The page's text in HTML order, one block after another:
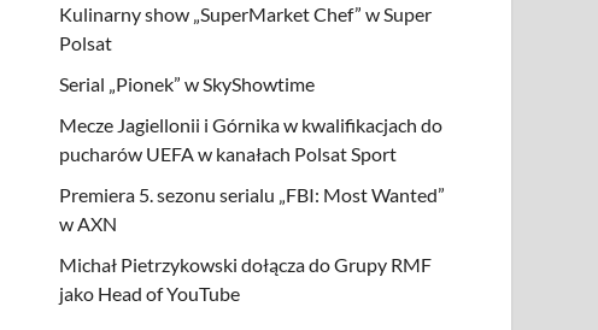
Kulinarny show „SuperMarket Chef” w Super
Polsat
Serial „Pionek” w SkyShowtime
Mecze Jagiellonii i Górnika w kwalifikacjach do
pucharów UEFA w kanałach Polsat Sport
Premiera 5. sezonu serialu „FBI: Most Wanted”
w AXN
Michał Pietrzykowski dołącza do Grupy RMF
jako Head of YouTube